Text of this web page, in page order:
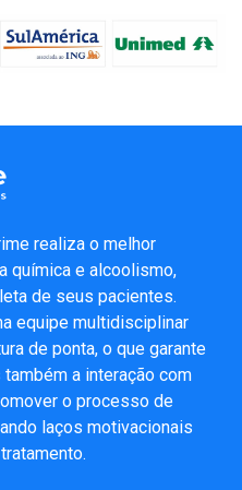
realiza o melhor
química e alcoolismo,
de seus pacientes.
equipe multidisciplinar
de ponta, o que garante
a interação com
o processo de
laços motivacionais